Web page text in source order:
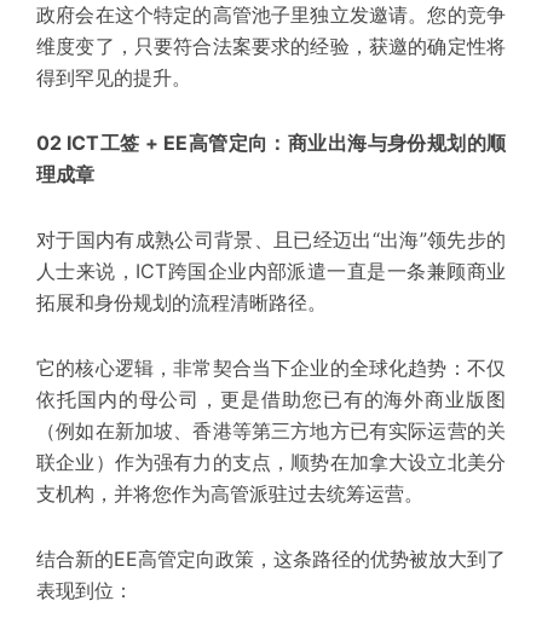
政府会在这个特定的高管池子里独立发邀请。您的竞争
维度变了，只要符合法案要求的经验，获邀的确定性将
得到罕见的提升。
02 ICT工签 + EE高管定向：商业出海与身份规划的顺
理成章
对于国内有成熟公司背景、且已经迈出“出海”领先步的
人士来说，ICT跨国企业内部派遣一直是一条兼顾商业
拓展和身份规划的流程清晰路径。
它的核心逻辑，非常契合当下企业的全球化趋势：不仅
依托国内的母公司，更是借助您已有的海外商业版图
（例如在新加坡、香港等第三方地方已有实际运营的关
联企业）作为强有力的支点 ，顺势在加拿大设立北美分
支机构，并将您作为高管派驻过去统筹运营。
结合新的EE高管定向政策，这条路径的优势被放大到了
表现到位 ：